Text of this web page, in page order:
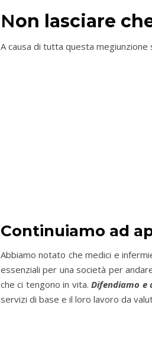
Non lasciare
A causa di tutta questa
Continuiamo ad
Abbiamo notato che medici e
essenziali per una società per
che ci tengono in vita.Difendiamo e
servizi di base e il loro lavoro da